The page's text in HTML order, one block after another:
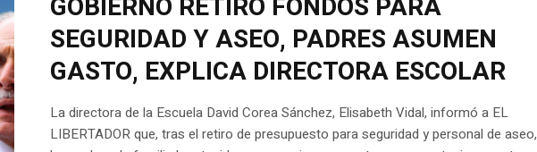
SEGURIDAD Y ASEO, PADRES ASUMEN
GASTO, EXPLICA DIRECTORA ESCOLAR
La directora de la Escuela David Corea Sánchez, Elisabeth Vidal, informó a EL
LIBERTADOR que, tras el retiro de presupuesto para seguridad y personal de aseo,